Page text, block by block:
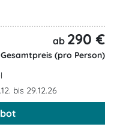
ab 290 €
Gesamtpreis (pro Person)
bis 29.12.26